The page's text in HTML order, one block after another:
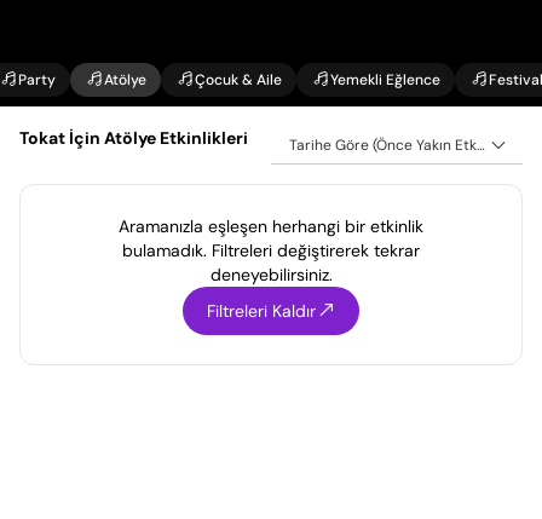
Party Atölye Çocuk & Aile Yemekli Eğlence Festival
Tokat İçin Atölye Etkinlikleri Tarihe Göre (Önce Yakın Etkinlikler)
Aramanızla eşleşen herhangi bir etkinlik
bulamadık. Filtreleri değiştirerek tekrar
deneyebilirsiniz.
Filtreleri Kaldır